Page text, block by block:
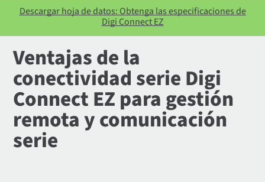
Descargar hoja de datos: Obtenga las especificaciones de
Digi Connect EZ
Ventajas de la
conectividad serie Digi
Connect EZ para gestión
remota y comunicación
serie